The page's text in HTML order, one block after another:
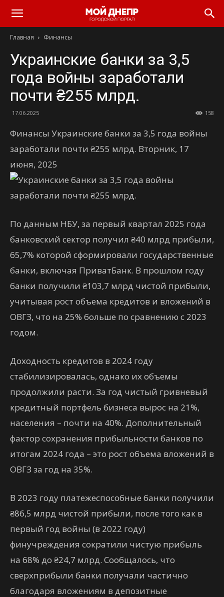
Главная Финансы
Украинские банки за 3,5
года войны заработали
почти ₴255 млрд.
17.06.2025 158
Финансы Украинские банки за 3,5 года войны
заработали почти ₴255 млрд. Вторник, 17
июня, 2025
По данным НБУ, за первый квартал 2025 года
банковский сектор получил ₴40 млрд прибыли,
65,7% которой сформировали государственные
банки, включая ПриватБанк. В прошлом году
банки получили ₴103,7 млрд чистой прибыли,
учитывая рост объема кредитов и вложений в
ОВГЗ, что на 25% больше по сравнению с 2023
годом.
Доходность кредитов в 2024 году
стабилизировалась, однако их объемы
продолжили расти. За год чистый гривневый
кредитный портфель бизнеса вырос на 21%,
населения – почти на 40%. Дополнительный
фактор сохранения прибыльности банков по
итогам 2024 года – это рост объема вложений в
ОВГЗ за год на 35%.
В 2023 году платежеспособные банки получили
₴86,5 млрд чистой прибыли, после того как в
первый год войны (в 2022 году)
финучреждения сократили чистую прибыль
на 68% до ₴24,7 млрд. Сообщалось, что
сверхприбыли банки получали частично
благодаря вложениям в депозитные